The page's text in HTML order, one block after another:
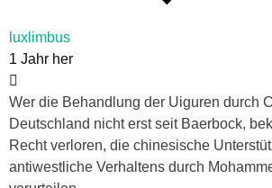
luxlimbus
1 Jahr her
Wer die Behandlung der Uiguren durch
Deutschland nicht erst seit Baerbock,
Recht verloren, die chinesische
antiwestliche Verhaltens durch